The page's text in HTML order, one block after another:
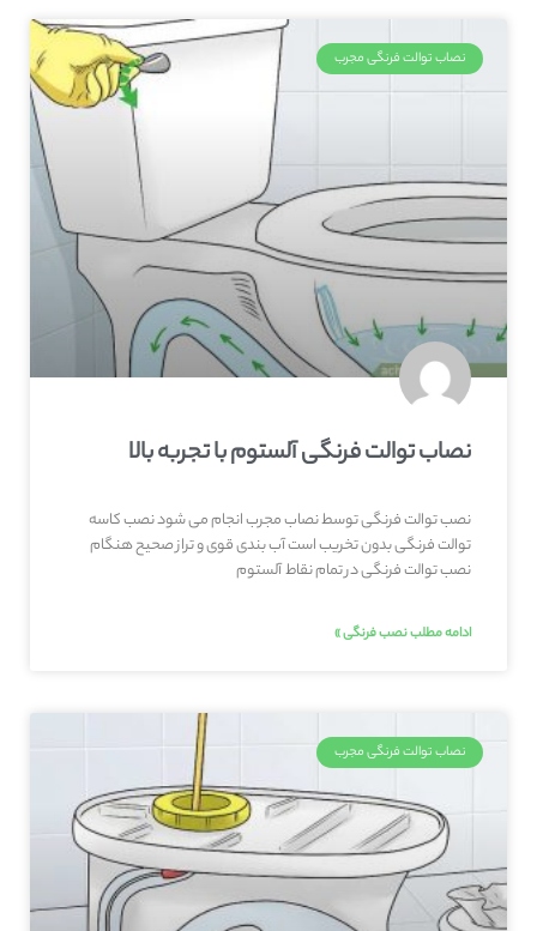
نصاب توالت فرنگی مجرب
نصاب توالت فرنگی آلستوم با تجربه بالا
نصب توالت فرنگی توسط نصاب مجرب انجام می شود نصب کاسه
توالت فرنگی بدون تخریب است آب بندی قوی و تراز صحیح هنگام
نصب توالت فرنگی در تمام نقاط آلستوم
ادامه مطلب نصب فرنگی »
نصاب توالت فرنگی مجرب